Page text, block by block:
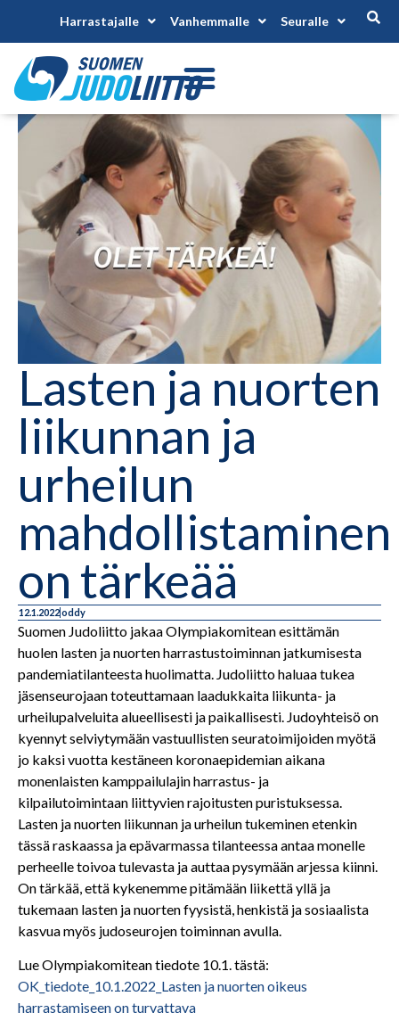
Harrastajalle Vanhemmalle Seuralle
Lasten ja nuorten
liikunnan ja
urheilun
mahdollistaminen
on tärkeää
12.1.2022oddy
Suomen Judoliitto jakaa Olympiakomitean esittämän
huolen lasten ja nuorten harrastustoiminnan jatkumisesta
pandemiatilanteesta huolimatta. Judoliitto haluaa tukea
jäsenseurojaan toteuttamaan laadukkaita liikunta- ja
urheilupalveluita alueellisesti ja paikallisesti. Judoyhteisö on
kyennyt selviytymään vastuullisten seuratoimijoiden myötä
jo kaksi vuotta kestäneen koronaepidemian aikana
monenlaisten kamppailulajin harrastus- ja
kilpailutoimintaan liittyvien rajoitusten puristuksessa.
Lasten ja nuorten liikunnan ja urheilun tukeminen etenkin
tässä raskaassa ja epävarmassa tilanteessa antaa monelle
perheelle toivoa tulevasta ja auttaa pysymään arjessa kiinni.
On tärkää, että kykenemme pitämään liikettä yllä ja
tukemaan lasten ja nuorten fyysistä, henkistä ja sosiaalista
kasvua myös judoseurojen toiminnan avulla.
Lue Olympiakomitean tiedote 10.1. tästä:
OK_tiedote_10.1.2022_Lasten ja nuorten oikeus
harrastamiseen on turvattava